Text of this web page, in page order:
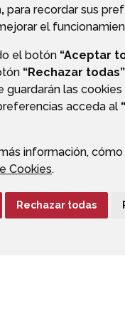
para recordar sus
el
el botón “Aceptar
“Rechazar todas”
guardarán las
acceda al
información,
Cookies.
Rechazar todas